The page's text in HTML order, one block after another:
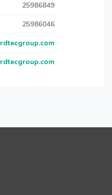
25986849
25986046